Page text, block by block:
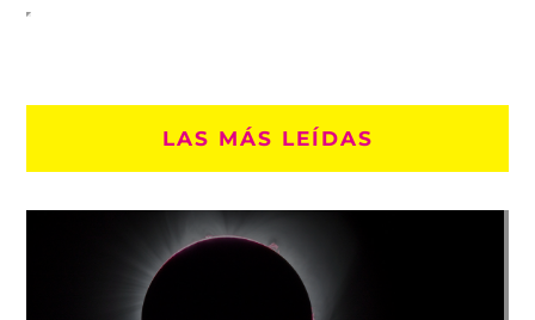
LAS MÁS LEÍDAS